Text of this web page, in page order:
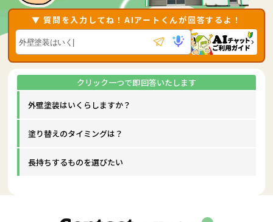
▼ 質問を入力してね！AIアートくんが回答するよ！
外壁塗装はいくらしますか？
塗り替えのタイミングは？
長持ちするものを選びたい